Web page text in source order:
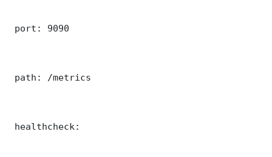
port: 9090
path: /metrics
healthcheck: